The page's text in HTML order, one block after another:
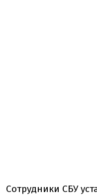
Сотрудники СБУ